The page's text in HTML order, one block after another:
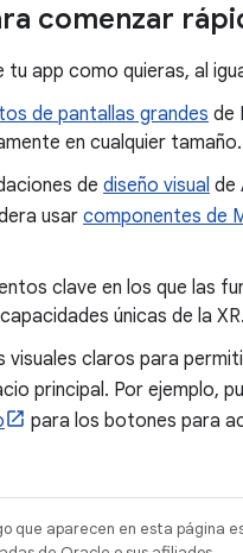
comenzar
tu app como quieras, al
de pantallas grandes de
en cualquier tamaño.
de diseño visual de
usar componentes de
clave en los que las
únicas de la XR.
visuales claros para
principal. Por ejemplo,
para los botones para
que aparecen en esta página